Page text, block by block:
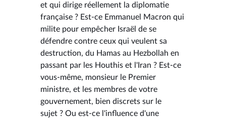
et qui dirige réellement la diplomatie
française ? Est-ce Emmanuel Macron qui
milite pour empêcher Israël de se
défendre contre ceux qui veulent sa
destruction, du Hamas au Hezbollah en
passant par les Houthis et l'Iran ? Est-ce
vous-même, monsieur le Premier
ministre, et les membres de votre
gouvernement, bien discrets sur le
sujet ? Ou est-ce l'influence d'une